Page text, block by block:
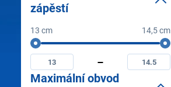
zápěstí
13 cm 14,5 cm
Minimální
obvod
zápěstí
Minimální
minimální
obvod
zápěstí
Maximální
minimální
obvod
zápěstí
Maximální obvod